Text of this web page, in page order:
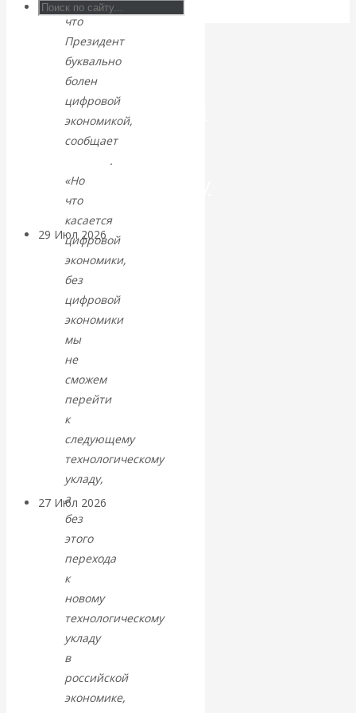
Искусственный
интеллект —
революционный
переход к
посткапитализму
29 Июл 2026 Мировая
Валентин
Катасонов.
«Мировые
ростовщики»:
вчера и сегодня
27 Июл 2026
валютная система
Валентин
КАтасонов.
«МЕТОД
ОТМЫВАНИЯ
что
Президент
буквально
болен
цифровой
экономикой,
сообщает
.
«Но
что
касается
цифровой
экономики,
без
цифровой
экономики
мы
не
сможем
перейти
к
следующему
технологическому
укладу,
а
без
этого
перехода
к
новому
технологическому
укладу
в
российской
экономике,